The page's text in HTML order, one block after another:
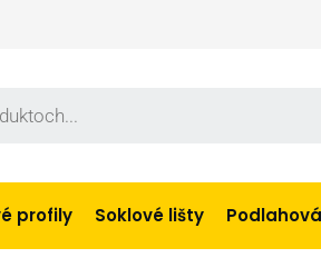
profily Soklové lišty